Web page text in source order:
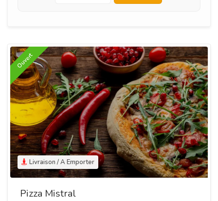
Livraison / A Emporter
Ouvert
Pizza Mistral